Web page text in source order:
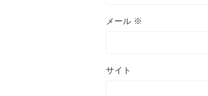
メール ※
サイト
衛のためドライブレコーダーの後方録画はもはや
リア製のドライブレコーダー『ND-DRV1』 こち